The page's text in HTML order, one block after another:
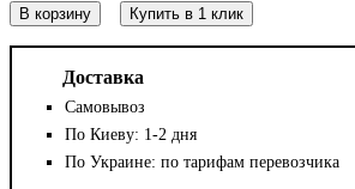
В корзину Купить в 1 клик
Доставка
Самовывоз
По Киеву: 1-2 дня
По Украине: по тарифам перевозчика